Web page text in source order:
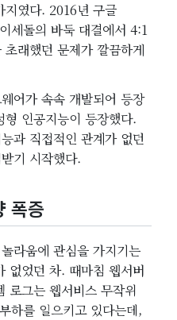
지였다. 2016년 구글
돌의 바둑 대결에서 4:1
래했던 문제가 깔끔하게
어가 속속 개발되어 등장
인공지능이 등장했다.
과 직접적인 관계가 없던
기 시작했다.
폭증
라움에 관심을 가지기는
없었던 차. 때마침 웹서버
로그는 웹서비스 무작위
하를 일으키고 있다는데,